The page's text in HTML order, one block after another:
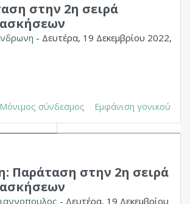
Δημητριος Χουπας
στην 2η σειρά
- Δευτέρα, 19 Δεκεμβρίου 2022,
Μόνιμος σύνδεσμος Εμφάνιση γονικού
Δημητριος Χουπας
Παράταση στην 2η σειρά
- Δευτέρα, 19 Δεκεμβρίου